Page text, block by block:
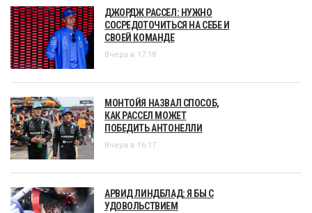
ДЖОРДЖ РАССЕЛ: НУЖНО
СОСРЕДОТОЧИТЬСЯ НА СЕБЕ И
СВОЕЙ КОМАНДЕ
Вчера в 17:18
МОНТОЙЯ НАЗВАЛ СПОСОБ,
КАК РАССЕЛ МОЖЕТ
ПОБЕДИТЬ АНТОНЕЛЛИ
Вчера в 16:17
АРВИД ЛИНДБЛАД: Я БЫ С
УДОВОЛЬСТВИЕМ